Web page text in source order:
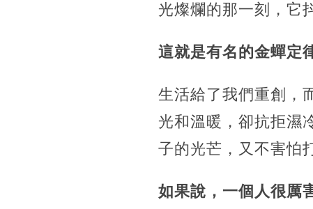
光燦爛的那一刻，它
這就是有名的金蟬定
生活給了我們重創，
光和溫暖，卻抗拒濕
子的光芒，又不害怕
如果說，一個人很厲